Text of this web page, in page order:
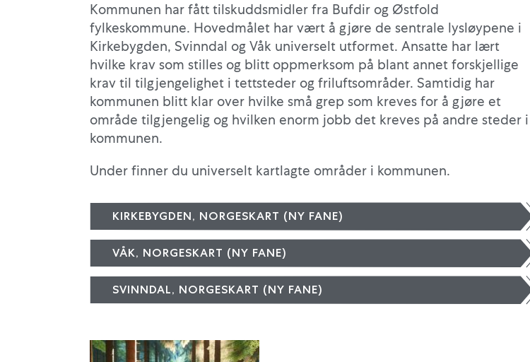
Kommunen har fått tilskuddsmidler fra Bufdir og Østfold
fylkeskommune. Hovedmålet har vært å gjøre de sentrale lysløypene i
Kirkebygden, Svinndal og Våk universelt utformet. Ansatte har lært
hvilke krav som stilles og blitt oppmerksom på blant annet forskjellige
krav til tilgjengelighet i tettsteder og friluftsområder. Samtidig har
kommunen blitt klar over hvilke små grep som kreves for å gjøre et
område tilgjengelig og hvilken enorm jobb det kreves på andre steder i
kommunen.
Under finner du universelt kartlagte områder i kommunen.
KIRKEBYGDEN, NORGESKART (NY FANE)
VÅK, NORGESKART (NY FANE)
SVINNDAL, NORGESKART (NY FANE)